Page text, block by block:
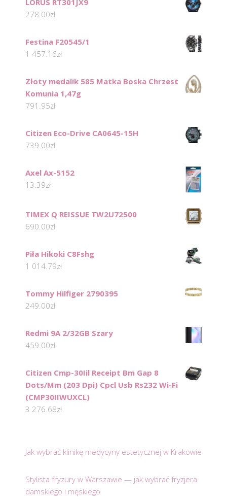
278.00zł
Festina F20545/1
1 457.16zł
Złoty medalik 585 Matka Boska Chrzest
Komunia 1,47g
791.95zł
Citizen Eco-Drive CA0645-15H
739.00zł
Axel Ax-5152
13.39zł
TIMEX Q REISSUE TW2U72500
690.00zł
Piła Hikoki C8Fshg
1 014.79zł
Tommy Hilfiger 2790395
249.00zł
Redmi 9A 2/32GB Szary
459.00zł
Citizen Cmp-30Iil Receipt Bm Gap 8
Dots/Mm (203 Dpi) Cpcl Usb Rs232 Wi-Fi
(CMP30IIWUXCL)
3 276.68zł
Jak wybrać klinikę medycyny estetycznej w Krakowie
Stylista fryzury w Warszawie — jak wybrać fryzjera
damskiego i męskiego